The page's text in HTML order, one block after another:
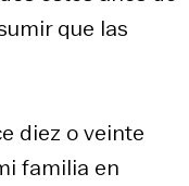
que las
diez o veinte
familia en